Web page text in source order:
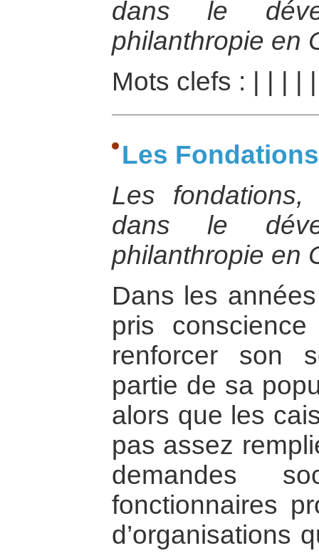
dans le
philanthropie en
Mots clefs :
Les
Les
dans le
philanthropie en
Dans les
pris
renforcer son
partie de sa
alors que les
pas assez
demandes
fonctionnaires
d’organisations